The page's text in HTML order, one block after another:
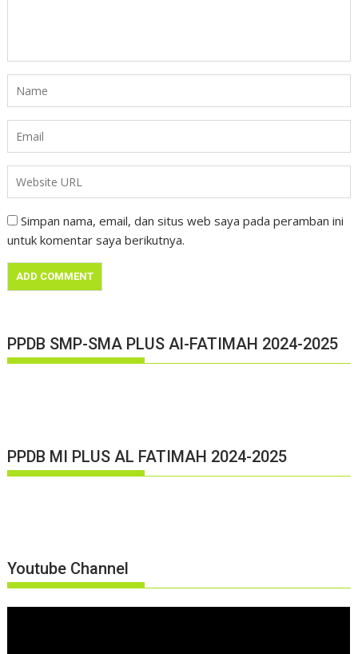
Simpan nama, email, dan situs web saya pada peramban ini
untuk komentar saya berikutnya.
PPDB SMP-SMA PLUS Al-FATIMAH 2024-2025
PPDB MI PLUS AL FATIMAH 2024-2025
Youtube Channel